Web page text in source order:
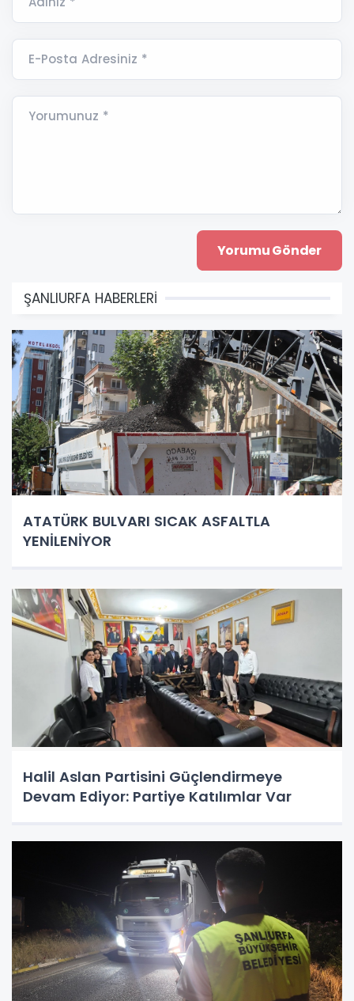
E-Posta Adresiniz *
Yorumunuz *
ŞANLIURFA HABERLERİ
ATATÜRK BULVARI SICAK ASFALTLA
YENİLENİYOR
Halil Aslan Partisini Güçlendirmeye
Devam Ediyor: Partiye Katılımlar Var